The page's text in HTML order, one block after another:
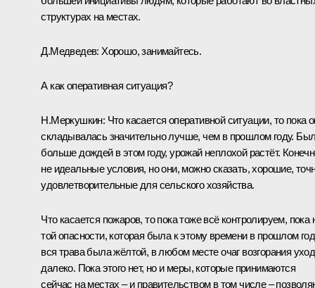
структурах на местах.
Д.Медведев: Хорошо, занимайтесь.
А как оперативная ситуация?
Н.Меркушкин: Что касается оперативной ситуации, то пока
складывалась значительно лучше, чем в прошлом году.
больше дождей в этом году, урожай неплохой растёт.
не идеальные условия, но они, можно сказать, хорошие,
удовлетворительные для сельского хозяйства.
Что касается пожаров, то пока тоже всё контролируем, пока
той опасности, которая была к этому времени в прошлом
вся трава была жёлтой, в любом месте очаг возгорания
далеко. Пока этого нет, но и меры, которые принимаются
сейчас на местах – и правительством в том числе –